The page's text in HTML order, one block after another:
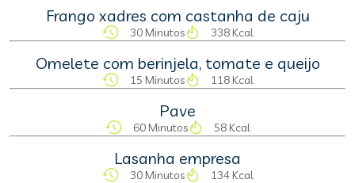
Frango xadres com castanha de caju
30 Minutos 338 Kcal
Omelete com berinjela, tomate e queijo
15 Minutos 118 Kcal
Pave
60 Minutos 58 Kcal
Lasanha empresa
30 Minutos 134 Kcal